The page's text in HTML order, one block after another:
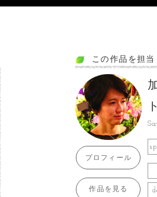
この作品を担
プロフィール
作品を見る